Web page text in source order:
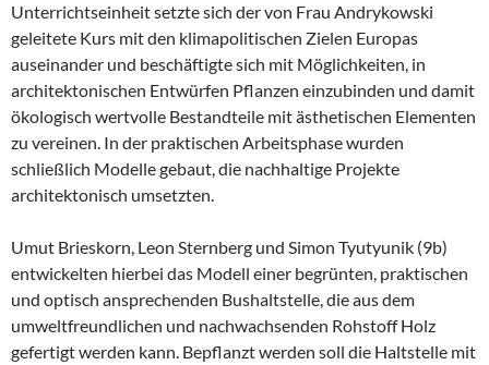
Unterrichtseinheit setzte sich der von Frau Andrykowski
geleitete Kurs mit den klimapolitischen Zielen Europas
auseinander und beschäftigte sich mit Möglichkeiten, in
architektonischen Entwürfen Pflanzen einzubinden und damit
ökologisch wertvolle Bestandteile mit ästhetischen Elementen
zu vereinen. In der praktischen Arbeitsphase wurden
schließlich Modelle gebaut, die nachhaltige Projekte
architektonisch umsetzten.
Umut Brieskorn, Leon Sternberg und Simon Tyutyunik (9b)
entwickelten hierbei das Modell einer begrünten, praktischen
und optisch ansprechenden Bushaltstelle, die aus dem
umweltfreundlichen und nachwachsenden Rohstoff Holz
gefertigt werden kann. Bepflanzt werden soll die Haltstelle mit